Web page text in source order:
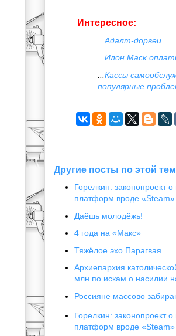
Интересное:
Адалт-дорвеи
Илон Маск
Кассы
популярные
Другие посты по этой
Горелкин: законопроект
платформ вроде «Steam»
Даёшь молодёжь!
4 года на «Макс»
Тяжёлое эхо Парагвая
Архиепархия
млн по искам о насилии
Россияне массово
Горелкин: законопроект
платформ вроде «Steam»